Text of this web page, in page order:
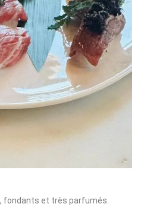
, fondants et très parfumés.